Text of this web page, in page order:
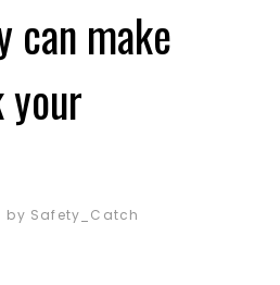
can make
your
by Safety_Catch